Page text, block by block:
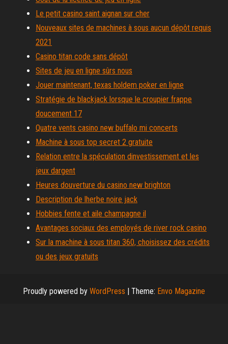
Le petit casino saint aignan sur cher
Nouveaux sites de machines à sous aucun dépôt requis
2021
Casino titan code sans dépôt
Sites de jeu en ligne sûrs nous
Jouer maintenant, texas holdem poker en ligne
Stratégie de blackjack lorsque le croupier frappe
doucement 17
Quatre vents casino new buffalo mi concerts
Machine à sous top secret 2 gratuite
Relation entre la spéculation dinvestissement et les
jeux dargent
Heures douverture du casino new brighton
Description de lherbe noire jack
Hobbies fente et aile champagne il
Avantages sociaux des employés de river rock casino
Sur la machine à sous titan 360, choisissez des crédits
ou des jeux gratuits
Proudly powered by WordPress | Theme: Envo Magazine